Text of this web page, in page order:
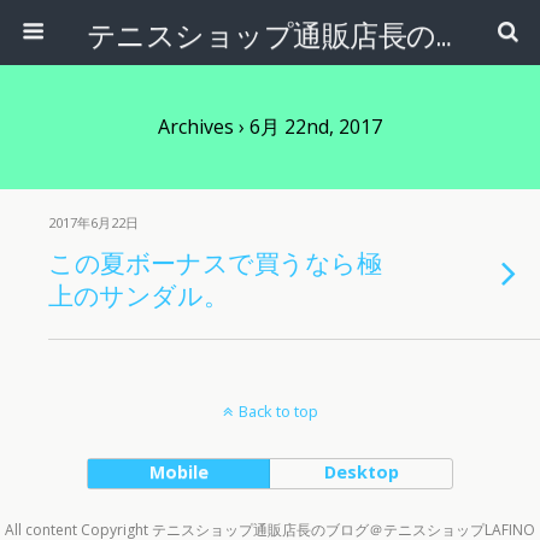
テニスショップ通販店長のブログ＠テニスショップLAFINO 西山克久
Archives › 6月 22nd, 2017
2017年6月22日
この夏ボーナスで買うなら極
上のサンダル。
Back to top
Mobile Desktop
All content Copyright テニスショップ通販店長のブログ＠テニスショップLAFINO